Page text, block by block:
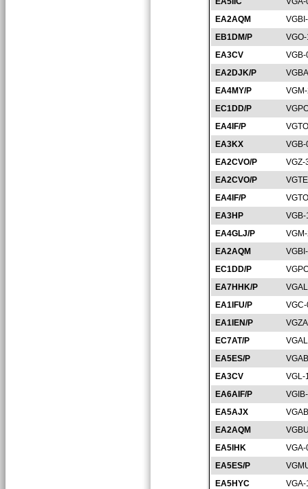
EA2AQM
EB1DM/P
EA3CV
EA2DJK/P
EA4MY/P
EC1DD/P
EA4IF/P
EA3KX
EA2CVO/P
VGZ-
EA2CVO/P
EA4IF/P
EA3HP
EA4GLJ/P
EA2AQM
EC1DD/P
EA7HHK/P
EA1IFU/P
EA1IEN/P
EC7AT/P
EA5ES/P
EA3CV
VGL-
EA6AIF/P
EA5AJX
EA2AQM
EA5IHK
EA5ES/P
EA5HYC